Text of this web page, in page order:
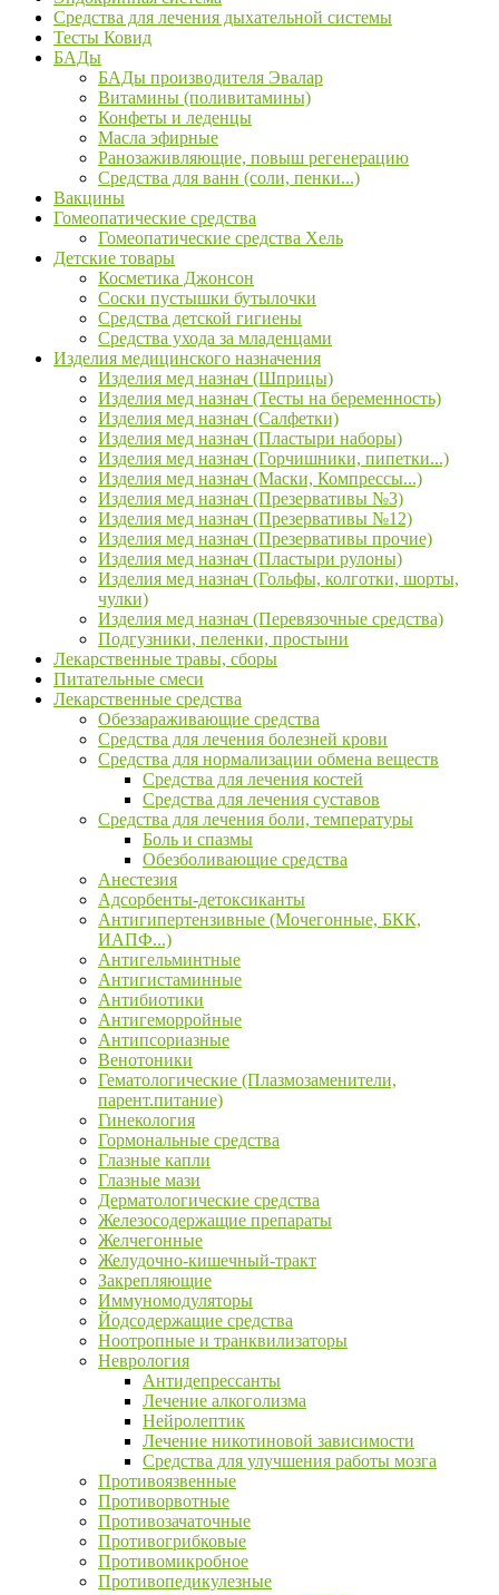
Средства для лечения дыхательной системы
Тесты Ковид
БАДы
БАДы производителя Эвалар
Витамины (поливитамины)
Конфеты и леденцы
Масла эфирные
Ранозаживляющие, повыш регенерацию
Средства для ванн (соли, пенки...)
Вакцины
Гомеопатические средства
Гомеопатические средства Хель
Детские товары
Косметика Джонсон
Соски пустышки бутылочки
Средства детской гигиены
Средства ухода за младенцами
Изделия медицинского назначения
Изделия мед назнач (Шприцы)
Изделия мед назнач (Тесты на беременность)
Изделия мед назнач (Салфетки)
Изделия мед назнач (Пластыри наборы)
Изделия мед назнач (Горчишники, пипетки...)
Изделия мед назнач (Маски, Компрессы...)
Изделия мед назнач (Презервативы №3)
Изделия мед назнач (Презервативы №12)
Изделия мед назнач (Презервативы прочие)
Изделия мед назнач (Пластыри рулоны)
Изделия мед назнач (Гольфы, колготки, шорты,
чулки)
Изделия мед назнач (Перевязочные средства)
Подгузники, пеленки, простыни
Лекарственные травы, сборы
Питательные смеси
Лекарственные средства
Обеззараживающие средства
Средства для лечения болезней крови
Средства для нормализации обмена веществ
Средства для лечения костей
Средства для лечения суставов
Средства для лечения боли, температуры
Боль и спазмы
Обезболивающие средства
Анестезия
Адсорбенты-детоксиканты
Антигипертензивные (Мочегонные, БКК,
ИАПФ...)
Антигельминтные
Антигистаминные
Антибиотики
Антигеморройные
Антипсориазные
Венотоники
Гематологические (Плазмозаменители,
парент.питание)
Гинекология
Гормональные средства
Глазные капли
Глазные мази
Дерматологические средства
Железосодержащие препараты
Желчегонные
Желудочно-кишечный-тракт
Закрепляющие
Иммуномодуляторы
Йодсодержащие средства
Ноотропные и транквилизаторы
Неврология
Антидепрессанты
Лечение алкоголизма
Нейролептик
Лечение никотиновой зависимости
Средства для улучшения работы мозга
Противоязвенные
Противорвотные
Противозачаточные
Противогрибковые
Противомикробное
Противопедикулезные